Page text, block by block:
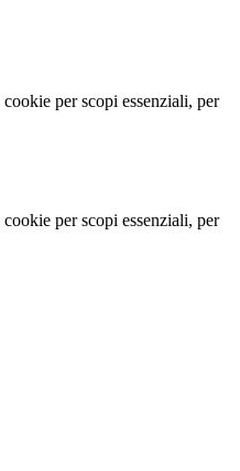
per scopi essenziali, per
per scopi essenziali, per